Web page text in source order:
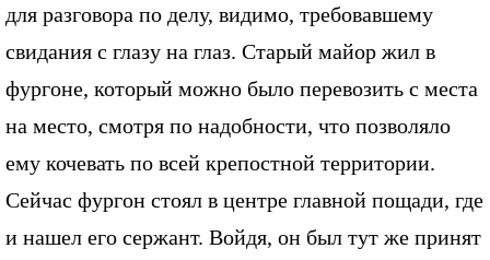
для разговора по делу, видимо, требовавшему
свидания с глазу на глаз. Старый майор жил в
фургоне, который можно было перевозить с места
на место, смотря по надобности, что позволяло
ему кочевать по всей крепостной территории.
Сейчас фургон стоял в центре главной пощади, где
и нашел его сержант. Войдя, он был тут же принят